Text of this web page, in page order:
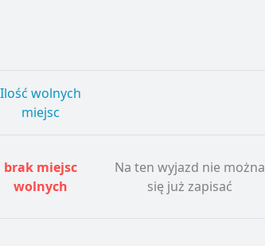
Ilość wolnych
miejsc
brak miejsc
wolnych
Na ten wyjazd nie można
się już zapisać